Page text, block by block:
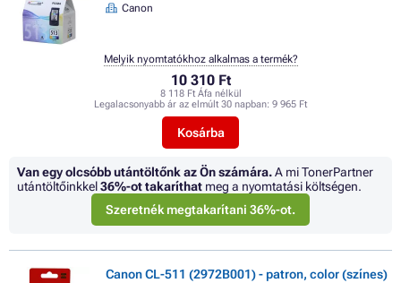
Canon
10 310 Ft
8 118 Ft Áfa nélkül
Legalacsonyabb ár az elmúlt 30 napban: 9 965 Ft
Kosárba
Melyik nyomtatókhoz alkalmas a termék?
Van egy olcsóbb utántöltőnk az Ön számára.A mi TonerPartner
utántöltőinkkel36%-ot takaríthat meg a nyomtatási költségen.
Szeretnék megtakarítani 36%-ot.
Canon CL-511 (2972B001) - patron, color (színes)